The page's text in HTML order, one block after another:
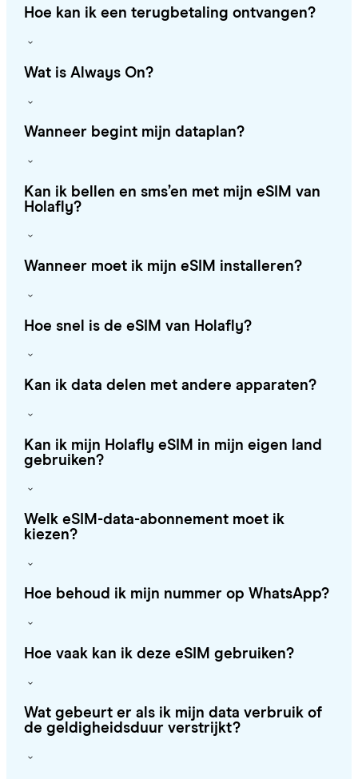
Hoe kan ik een terugbetaling ontvangen?
Wat is Always On?
Wanneer begint mijn dataplan?
Kan ik bellen en sms’en met mijn eSIM van
Holafly?
Wanneer moet ik mijn eSIM installeren?
Hoe snel is de eSIM van Holafly?
Kan ik data delen met andere apparaten?
Kan ik mijn Holafly eSIM in mijn eigen land
gebruiken?
Welk eSIM-data-abonnement moet ik
kiezen?
Hoe behoud ik mijn nummer op WhatsApp?
Hoe vaak kan ik deze eSIM gebruiken?
Wat gebeurt er als ik mijn data verbruik of
de geldigheidsduur verstrijkt?